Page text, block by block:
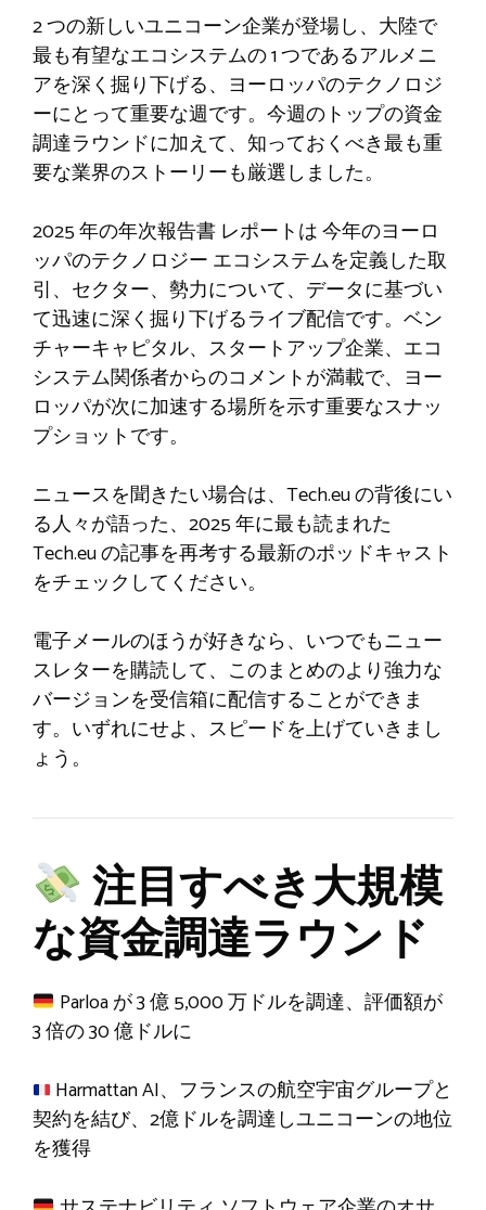
2 つの新しいユニコーン企業が登場し、大陸で
最も有望なエコシステムの 1 つであるアルメニ
アを深く掘り下げる、ヨーロッパのテクノロジ
ーにとって重要な週です。今週のトップの資金
調達ラウンドに加えて、知っておくべき最も重
要な業界のストーリーも厳選しました。
2025 年の年次報告書 レポートは今年のヨーロ
ッパのテクノロジー エコシステムを定義した取
引、セクター、勢力について、データに基づい
て迅速に深く掘り下げるライブ配信です。ベン
チャーキャピタル、スタートアップ企業、エコ
システム関係者からのコメントが満載で、ヨー
ロッパが次に加速する場所を示す重要なスナッ
プショットです。
ニュースを聞きたい場合は、Tech.eu の背後にい
る人々が語った、2025 年に最も読まれた
Tech.eu の記事を再考する最新のポッドキャスト
をチェックしてください。
電子メールのほうが好きなら、いつでもニュー
スレターを購読して、このまとめのより強力な
バージョンを受信箱に配信することができま
す。いずれにせよ、スピードを上げていきまし
ょう。
注目すべき大規模
な資金調達ラウンド
Parloa が 3 億 5,000 万ドルを調達、評価額が
3 倍の 30 億ドルに
Harmattan AI、フランスの航空宇宙グループと
契約を結び、2億ドルを調達しユニコーンの地位
を獲得